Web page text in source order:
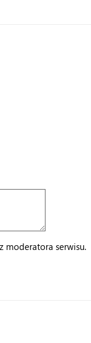
moderatora serwisu.